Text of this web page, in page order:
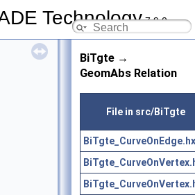
Technology7.9.0
BiTgte →
GeomAbs Relation
File in src/BiTgte